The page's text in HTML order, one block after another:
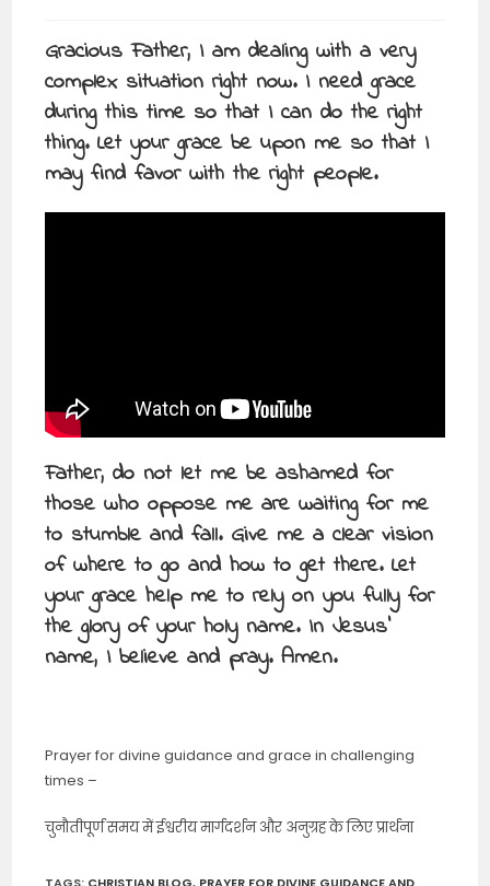
Gracious Father, I am dealing with a very
complex situation right now. I need grace
during this time so that I can do the right
thing. Let your grace be upon me so that I
may find favor with the right people.
Father, do not let me be ashamed for
those who oppose me are waiting for me
to stumble and fall. Give me a clear vision
of where to go and how to get there. Let
your grace help me to rely on you fully for
the glory of your holy name. In Jesus’
name, I believe and pray. Amen.
Prayer for divine guidance and grace in challenging
times –
चुनौतीपूर्ण समय में ईश्वरीय मार्गदर्शन और अनुग्रह के लिए प्रार्थना
TAGS: CHRISTIAN BLOG, PRAYER FOR DIVINE GUIDANCE AND